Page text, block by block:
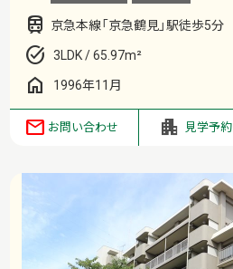
京急本線「京急鶴見」駅徒歩5分
3LDK / 65.97m²
1996年11月
お問い合わせ 見学予約